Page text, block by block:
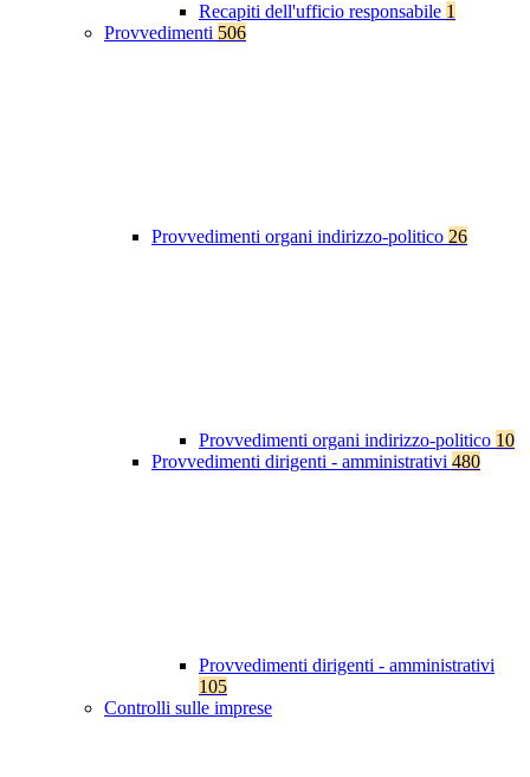
Recapiti dell'ufficio responsabile 1
Provvedimenti 506
Provvedimenti organi indirizzo-politico 26
Provvedimenti organi indirizzo-politico 10
Provvedimenti dirigenti - amministrativi 480
Provvedimenti dirigenti - amministrativi
105
Controlli sulle imprese